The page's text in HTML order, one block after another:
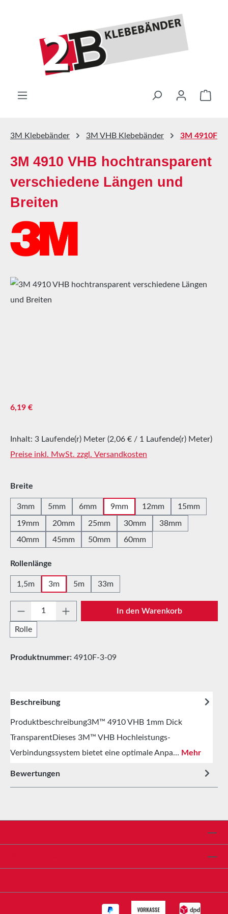
3M Klebebänder 3M VHB Klebebänder 3M 4910F
3M 4910 VHB hochtransparent
verschiedene Längen und
Breiten
Bildergalerie überspringen
Regulärer Preis:
6,19 €
Inhalt: 3 Laufende(r) Meter (2,06 € / 1 Laufende(r) Meter)
Preise inkl. MwSt. zzgl. Versandkosten
Breite
3mm 5mm 6mm 9mm 12mm 15mm
19mm 20mm 25mm 30mm
38mm
40mm
45mm 50mm 60mm
Rollenlänge
1,5m 3m 5m 33m
Produkt Anzahl: Gib den gewünschten
Rolle
In den Warenkorb
Produktnummer: 4910F-3-09
Beschreibung
Produktbeschreibung3M™ 4910 VHB 1mm Dick
TransparentDieses 3M™ VHB Hochleistungs-
Verbindungssystem bietet eine optimale Anpa… Mehr
Bewertungen